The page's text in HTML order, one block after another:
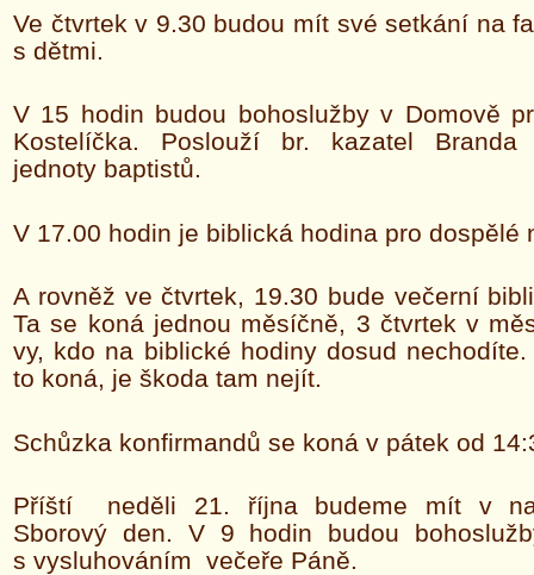
Ve čtvrtek v 9.30 budou mít své setkání na
s dětmi.
V 15 hodin budou bohoslužby v Domově
Kostelíčka. Poslouží br. kazatel
jednoty baptistů.
V 17.00 hodin je biblická hodina pro dospělé
A rovněž ve čtvrtek, 19.30 bude večerní
Ta se koná jednou měsíčně, 3 čtvrtek v
vy, kdo na biblické hodiny dosud
to koná, je škoda tam nejít.
Schůzka konfirmandů se koná v pátek od
Příští neděli 21. října budeme mít v
Sborový den. V 9 hodin budou
s vysluhováním večeře Páně.